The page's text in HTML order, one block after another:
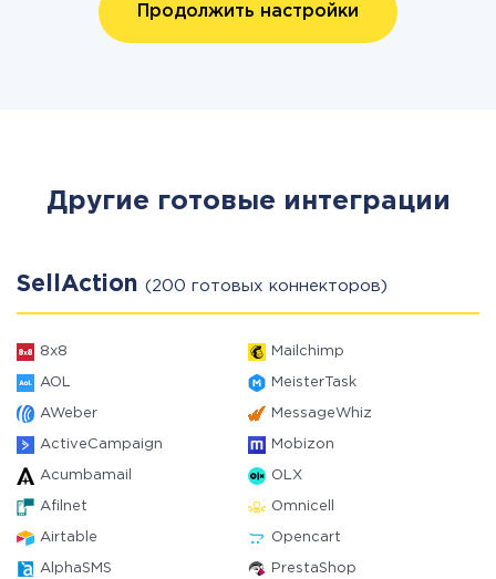
Продолжить настройки
Другие готовые интеграции
SellAction (200 готовых коннекторов)
8x8 Mailchimp
AOL MeisterTask
AWeber MessageWhiz
ActiveCampaign Mobizon
Acumbamail OLX
Afilnet Omnicell
Airtable Opencart
AlphaSMS PrestaShop